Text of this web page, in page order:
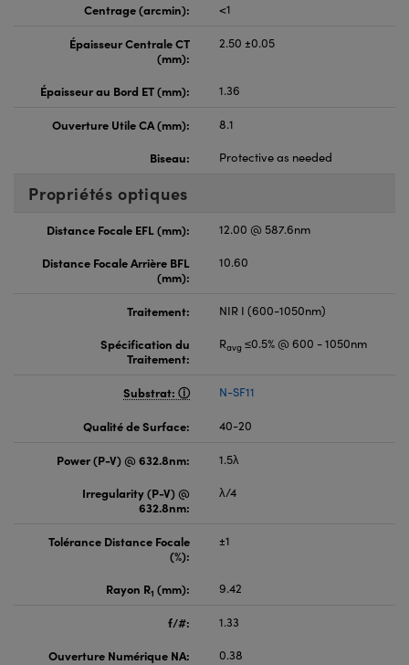
Centrage (arcmin):
<1
Épaisseur Centrale CT
(mm):
2.50 ±0.05
Épaisseur au Bord ET (mm): 1.36
Ouverture Utile CA (mm):
8.1
Biseau:
Protective as needed
Propriétés optiques
Distance Focale EFL (mm):
12.00 @ 587.6nm
Distance Focale Arrière BFL
(mm):
10.60
Traitement:
NIR I (600-1050nm)
Spécification du
Traitement:
Ravg ≤0.5% @ 600 - 1050nm
Substrat: N-SF11
Qualité de Surface: 40-20
Power (P-V) @ 632.8nm:
1.5λ
Irregularity (P-V) @
632.8nm:
λ/4
Tolérance Distance Focale
(%):
±1
Rayon R1 (mm): 9.42
f/#:
1.33
Ouverture Numérique NA:
0.38